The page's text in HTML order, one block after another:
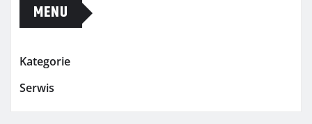
MENU
Kategorie
Serwis